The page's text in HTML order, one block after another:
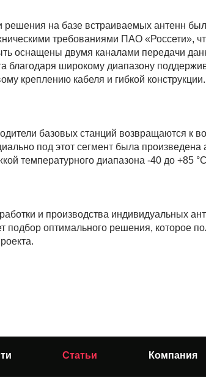
на базе встраиваемых антенн
требованиями ПАО «Россети»,
оснащены двумя каналами передачи
благодаря широкому диапазону
креплению кабеля и гибкой конструкции.
базовых станций возвращаются к
под этот сегмент была произведена
температурного диапазона -40 до +85
и производства индивидуальных
подбор оптимального решения, которое
Статьи Компания